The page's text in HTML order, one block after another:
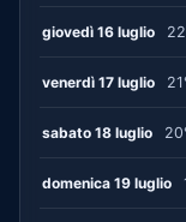
giovedì 16 luglio
venerdì 17 luglio
sabato 18 luglio
domenica 19 luglio